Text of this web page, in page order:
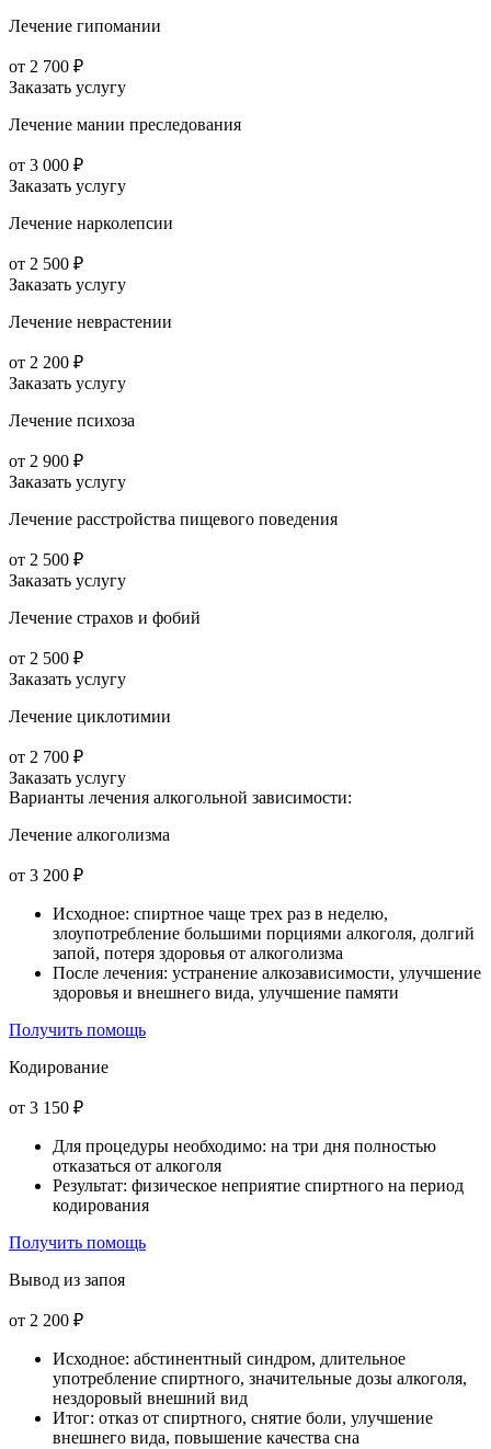
Лечение гипомании
от 2 700 ₽
Заказать услугу
Лечение мании преследования
от 3 000 ₽
Заказать услугу
Лечение нарколепсии
от 2 500 ₽
Заказать услугу
Лечение неврастении
от 2 200 ₽
Заказать услугу
Лечение психоза
от 2 900 ₽
Заказать услугу
Лечение расстройства пищевого поведения
от 2 500 ₽
Заказать услугу
Лечение страхов и фобий
от 2 500 ₽
Заказать услугу
Лечение циклотимии
от 2 700 ₽
Заказать услугу
Варианты лечения алкогольной зависимости:
Лечение алкоголизма
от 3 200 ₽
Исходное: спиртное чаще трех раз в неделю,
злоупотребление большими порциями алкоголя, долгий
запой, потеря здоровья от алкоголизма
После лечения: устранение алкозависимости, улучшение
здоровья и внешнего вида, улучшение памяти
Получить помощь
Кодирование
от 3 150 ₽
Для процедуры необходимо: на три дня полностью
отказаться от алкоголя
Результат: физическое неприятие спиртного на период
кодирования
Получить помощь
Вывод из запоя
от 2 200 ₽
Исходное: абстинентный синдром, длительное
употребление спиртного, значительные дозы алкоголя,
нездоровый внешний вид
Итог: отказ от спиртного, снятие боли, улучшение
внешнего вида, повышение качества сна